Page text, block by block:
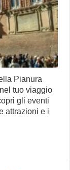
Pianura
tuo viaggio
gli eventi
attrazioni e i